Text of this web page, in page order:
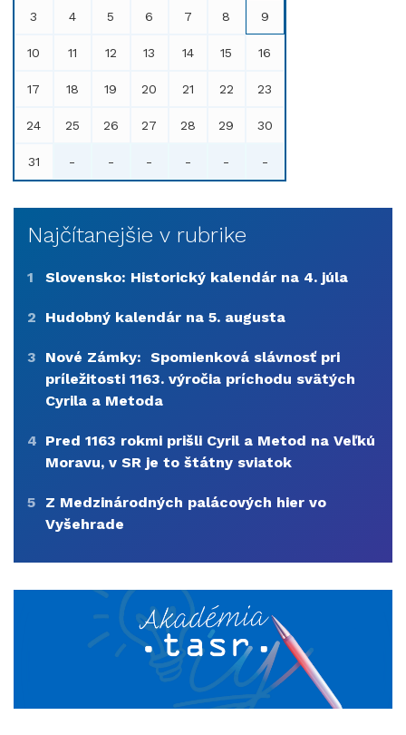
3 4 5 6 7 8 9
10 11 12 13 14 15 16
17 18 19 20 21 22 23
24 25 26 27 28 29 30
31 - - - - - -
Najčítanejšie v rubrike
1 Slovensko: Historický kalendár na 4. júla
2 Hudobný kalendár na 5. augusta
3
Nové Zámky: Spomienková slávnosť pri
príležitosti 1163. výročia príchodu svätých
Cyrila a Metoda
4 Pred 1163 rokmi prišli Cyril a Metod na Veľkú
Moravu, v SR je to štátny sviatok
5
Z Medzinárodných palácových hier vo
Vyšehrade